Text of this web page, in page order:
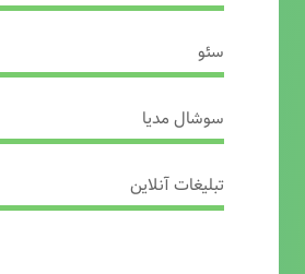
سئو
سوشال مدیا
تبلیغات آنلاین